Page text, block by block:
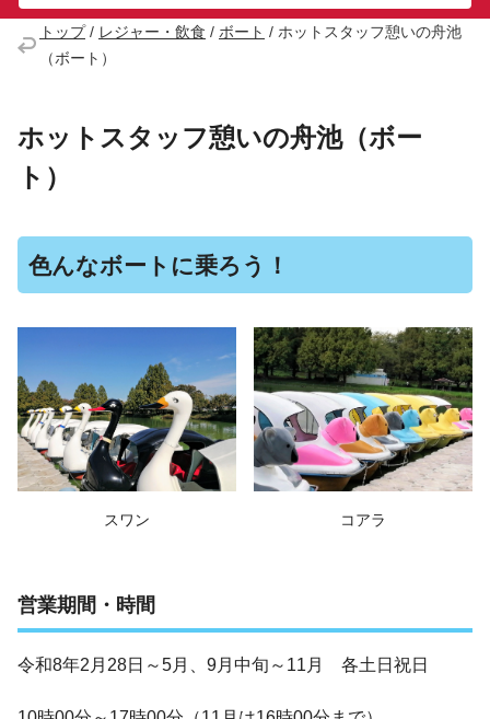
トップ/ レジャー・飲食 / ボート / ホットスタッフ憩いの舟池
（ボート）
ホットスタッフ憩いの舟池（ボー
ト）
色んなボートに乗ろう！
スワン コアラ
営業期間・時間
令和8年2月28日～5月、9月中旬～11月 各土日祝日